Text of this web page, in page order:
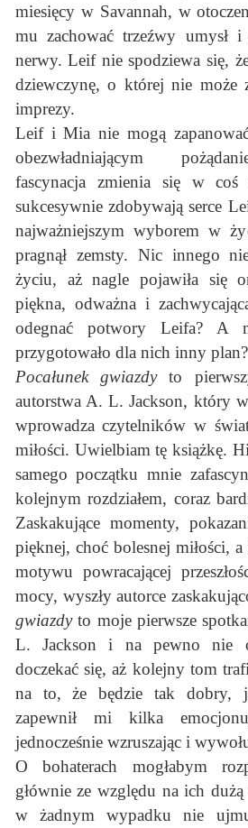
miesięcy w Savannah, w
mu zachować trzeźwy umysł i
nerwy. Leif nie spodziewa się,
dziewczynę, o której nie może
imprezy.
Leif i Mia nie mogą
obezwładniającym
fascynacja zmienia się w
sukcesywnie zdobywają serce
najważniejszym wyborem w
pragnął zemsty. Nic innego
życiu, aż nagle pojawiła się
piękna, odważna i
odegnać potwory Leifa? A
przygotowało dla nich inny plan?
Pocałunek gwiazdyto
autorstwa A. L. Jackson, który
wprowadza czytelników w
miłości. Uwielbiam tę książkę.
samego początku mnie
kolejnym rozdziałem, coraz
Zaskakujące momenty,
pięknej, choć bolesnej miłości,
motywu powracającej
mocy, wyszły autorce
gwiazdyto moje pierwsze
L. Jackson i na pewno nie
doczekać się, aż kolejny tom
na to, że będzie tak dobry,
zapewnił mi kilka
jednocześnie wzruszając i
O bohaterach mogłabym
głównie ze względu na ich
w żadnym wypadku nie